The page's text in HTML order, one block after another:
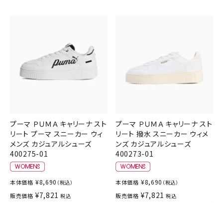
プーマ ＰＵＭＡ キャリーナ スト
リート プーマ スニーカー ウィ
メンズ カジュアルシューズ
400275-01
本体価格 ¥8,690 （税込）
販売価格 ¥7,821 税込
プーマ ＰＵＭＡ キャリーナ スト
リート 撥水 スニーカー ウィメ
ンズ カジュアルシューズ
400273-01
本体価格 ¥8,690 （税込）
販売価格 ¥7,821 税込